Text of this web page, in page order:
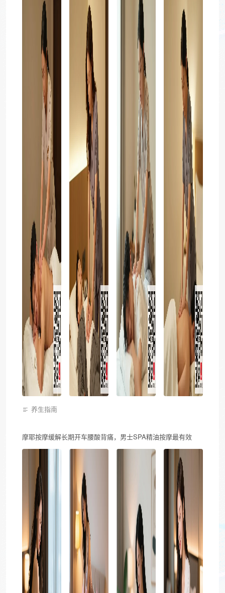
养生指南
摩耶按摩缓解长期开车腰酸背痛，男士SPA精油按摩最有效